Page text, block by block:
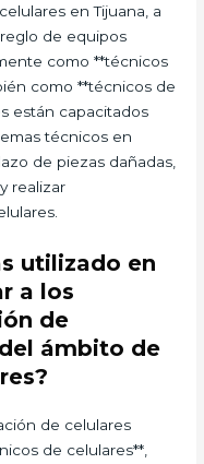
en Tijuana, a
de equipos
como **técnicos
como **técnicos de
están capacitados
técnicos en
de piezas dañadas,
realizar
utilizado en
a los
de
ámbito de
de celulares
de celulares**,